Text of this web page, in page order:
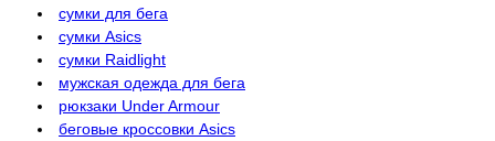
сумки для бега
сумки Asics
сумки Raidlight
мужская одежда для бега
рюкзаки Under Armour
беговые кроссовки Asics